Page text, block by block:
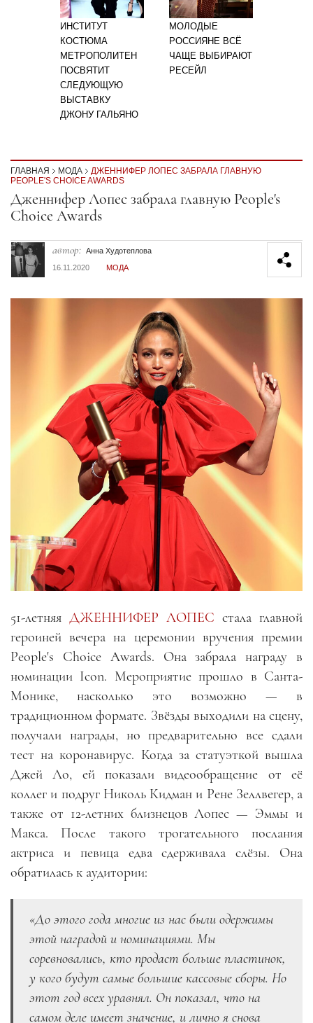
ИНСТИТУТ
КОСТЮМА
МЕТРОПОЛИТЕН
ПОСВЯТИТ
СЛЕДУЮЩУЮ
ВЫСТАВКУ
ДЖОНУ ГАЛЬЯНО
МОЛОДЫЕ
РОССИЯНЕ ВСЁ
ЧАЩЕ ВЫБИРАЮТ
РЕСЕЙЛ
ГЛАВНАЯ МОДА
ДЖЕННИФЕР ЛОПЕС ЗАБРАЛА ГЛАВНУЮ
PEOPLE'S CHOICE AWARDS
Секция статей
Дженнифер Лопес забрала главную People's
Choice Awards
автор: Анна Худотеплова
16.11.2020
МОДА
51-летняя ДЖЕННИФЕР ЛОПЕС стала главной
героиней вечера на церемонии вручения премии
People's Choice Awards. Она забрала награду в
номинации Icon. Мероприятие прошло в Санта-
Монике, насколько это возможно — в
традиционном формате. Звёзды выходили на сцену,
получали награды, но предварительно все сдали
тест на коронавирус. Когда за статуэткой вышла
Джей Ло, ей показали видеообращение от её
коллег и подруг Николь Кидман и Рене Зеллвегер, а
также от 12-летних близнецов Лопес— Эммы и
Макса. После такого трогательного послания
актриса и певица едва сдерживала слёзы. Она
обратилась к аудитории:
«До этого года многие из нас были одержимы
этой наградой и номинациями. Мы
соревновались, кто продаст больше пластинок,
у кого будут самые большие кассовые сборы. Но
этот год всех уравнял. Он показал, что на
самом деле имеет значение, и лично я снова